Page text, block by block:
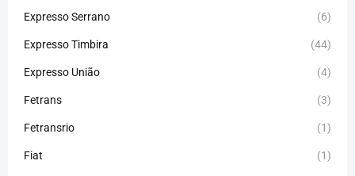
Expresso Serrano (6)
Expresso Timbira (44)
Expresso União (4)
Fetrans (3)
Fetransrio (1)
Fiat (1)